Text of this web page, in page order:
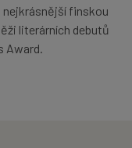
nejkrásnější finskou
literárních debutů
Award.